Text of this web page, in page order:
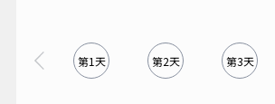
第1天 第2天 第3天